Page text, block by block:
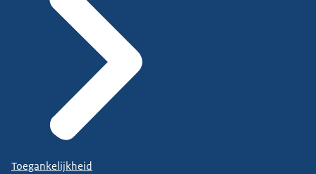
Toegankelijkheid